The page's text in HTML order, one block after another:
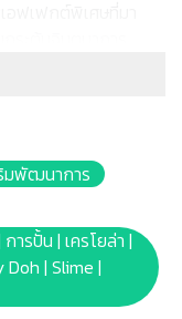
(ชมพู, ฟ้า,
นนาน ชวนให้
อ
ะปุกหลังใช้งาน
การเล่นเพื่อคง
บหรือไมโครเวฟ
ในแป้งอาจทำให้
มพัฒนาการ
ารปั้น | เครโยล่า |
| Slime |